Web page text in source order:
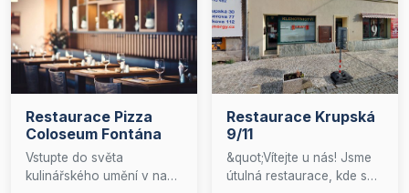
milovníky tradičního sushi,
tak i ty, kteří rádi zkouší
něco nového. Přátelská
atmosféra a nadšení
našeho týmu zaručují, že
doma. Těšíme se na vaši
návštěvu!
Restaurace Pizza
Coloseum Fontána
Vstupte do světa
kulinářského umění v naší
Restaurace Krupská
9/11
&quot;Vítejte u nás! Jsme
útulná restaurace, kde se